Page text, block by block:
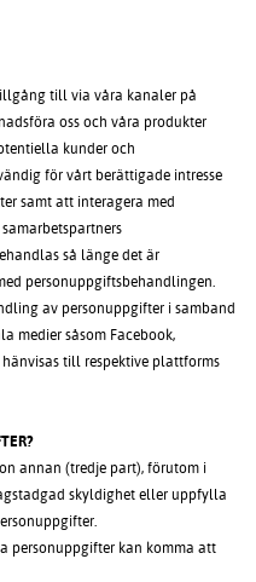
till via våra kanaler på
oss och våra produkter
kunder och
för vårt berättigade intresse
samt att interagera med
så länge det är
personuppgiftsbehandlingen.
av personuppgifter i samband
medier såsom Facebook,
till respektive plattforms
annan (tredje part), förutom i
skyldighet eller uppfylla
personuppgifter kan komma att